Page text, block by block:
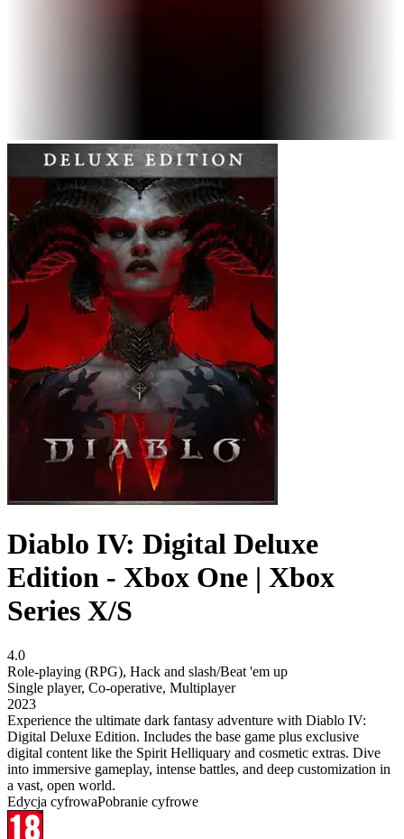
Diablo IV: Digital Deluxe
Edition - Xbox One | Xbox
Series X/S
4.0
Role-playing (RPG), Hack and slash/Beat 'em up
Single player, Co-operative, Multiplayer
2023
Experience the ultimate dark fantasy adventure with Diablo IV:
Digital Deluxe Edition. Includes the base game plus exclusive
digital content like the Spirit Helliquary and cosmetic extras. Dive
into immersive gameplay, intense battles, and deep customization in
a vast, open world.
Edycja cyfrowaPobranie cyfrowe